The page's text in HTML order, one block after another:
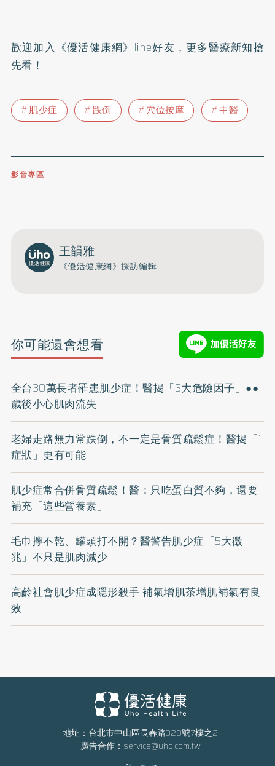
歡迎加入 《優活健康網》line好友 ，更多醫療新知搶
先看！
肌少症 跌倒 穴位按摩 中醫
影音專區
王韻雅
《優活健康網》採訪編輯
你可能還會想看
全台30萬長者罹患肌少症！醫揭「3大危險因子」●●
歲後小心肌肉流失
老婦走路無力常跌倒，不一定是骨質疏鬆症！醫揭「1
症狀」更有可能
肌少症常合併骨質疏鬆！醫：只吃蛋白質不夠，還要
補充「這些營養素」
毛巾擰不乾、罐頭打不開？醫警告肌少症「5大徵
兆」不只是肌肉減少
高齡社會肌少症成隱形殺手 補氣增肌茶增肌補氣有良
效
地址：台北市中山區長春路328號7樓之2
廣告合作： service@uho.com.tw